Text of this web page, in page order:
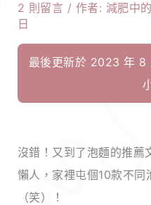
2 則留言 / 作者: 減肥中
日
最後更新於 2023 年
沒錯！又到了泡麵的推薦
懶人，家裡屯個10款不同
（笑）！